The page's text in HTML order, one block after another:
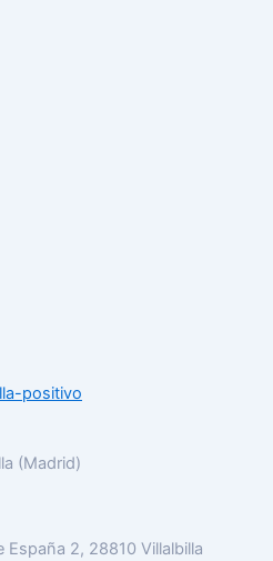
(Madrid)
España 2, 28810 Villalbilla